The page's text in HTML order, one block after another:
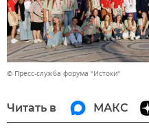
© Пресс-служба форума "Истоки"
Читать в МАКС